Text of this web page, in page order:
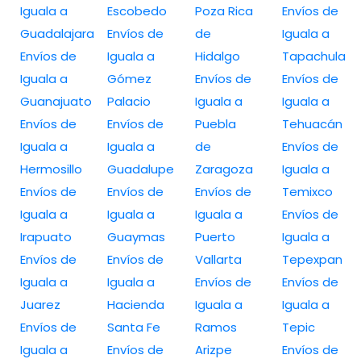
Iguala a
Guadalajara
Envíos de
Iguala a
Guanajuato
Envíos de
Iguala a
Hermosillo
Envíos de
Iguala a
Irapuato
Envíos de
Iguala a
Juarez
Envíos de
Iguala a
Escobedo
Envíos de
Iguala a
Gómez
Palacio
Envíos de
Iguala a
Guadalupe
Envíos de
Iguala a
Guaymas
Envíos de
Iguala a
Hacienda
Santa Fe
Envíos de
Poza Rica
de
Hidalgo
Envíos de
Iguala a
Puebla
de
Zaragoza
Envíos de
Iguala a
Puerto
Vallarta
Envíos de
Iguala a
Ramos
Arizpe
Envíos de
Iguala a
Tapachula
Envíos de
Iguala a
Tehuacán
Envíos de
Iguala a
Temixco
Envíos de
Iguala a
Tepexpan
Envíos de
Iguala a
Tepic
Envíos de